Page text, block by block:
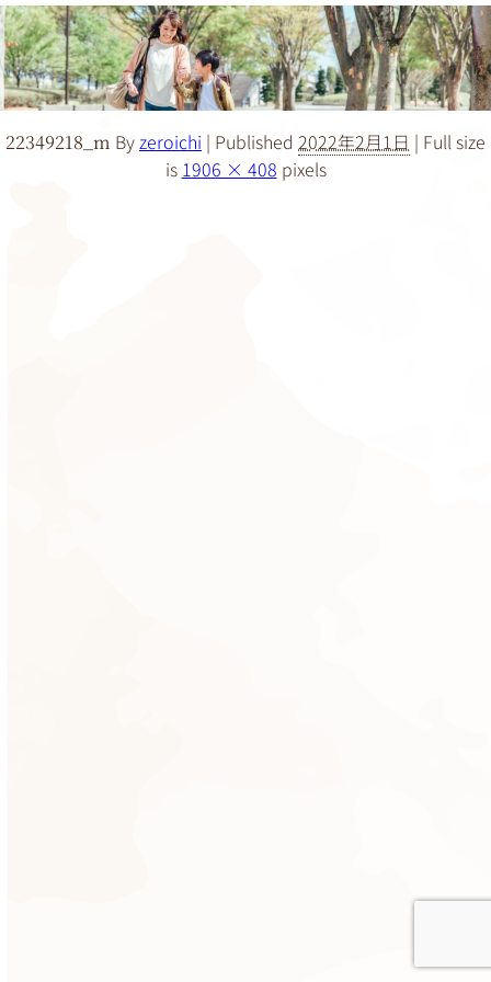
22349218_m By zeroichi | Published 2022年2月1日 | Full size
is 1906 × 408 pixels